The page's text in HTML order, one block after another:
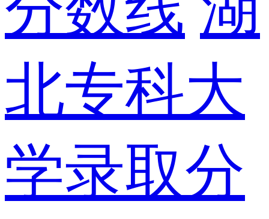
北专科大
学录取分